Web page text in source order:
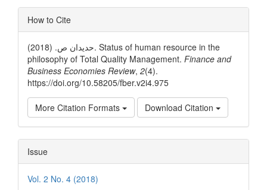
Article
Details
How to Cite
حدیدان ص. (2018). Status of human resource in the
philosophy of Total Quality Management. Finance and
Business Economies Review, 2(4).
https://doi.org/10.58205/fber.v2i4.975
More Citation Formats Download Citation
Issue
Vol. 2 No. 4 (2018)